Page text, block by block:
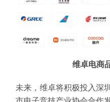
维卓电商
未来，维卓将积极投入深